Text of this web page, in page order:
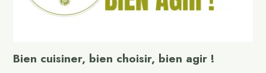
Bien cuisiner, bien choisir, bien agir !